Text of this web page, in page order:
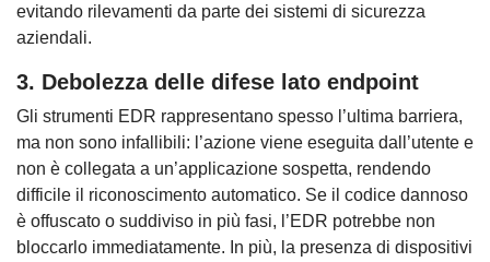
evitando rilevamenti da parte dei sistemi di sicurezza
aziendali.
3. Debolezza delle difese lato endpoint
Gli strumenti EDR rappresentano spesso l’ultima barriera,
ma non sono infallibili: l’azione viene eseguita dall’utente e
non è collegata a un’applicazione sospetta, rendendo
difficile il riconoscimento automatico. Se il codice dannoso
è offuscato o suddiviso in più fasi, l’EDR potrebbe non
bloccarlo immediatamente. In più, la presenza di dispositivi